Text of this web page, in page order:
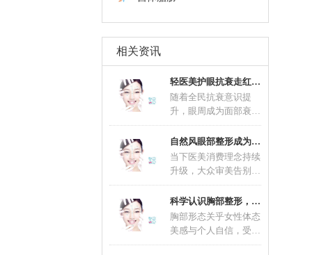
相关资讯
轻医美护眼抗衰走红 联合养护延缓眼部肌肤老
随着全民抗衰意识提
升，眼周成为面部衰老
问题最先显现的区域，
眼部抗衰不再是中老年
群
自然风眼部整形成为主流 精细化术式适配不同
当下医美消费理念持续
升级，大众审美告别过
去夸张网红款造型，自
然风眼部整形一跃成为科学认识胸部整形，理性塑造优美体态
胸部形态关乎女性体态
美感与个人自信，受先
天发育、年龄增长、生